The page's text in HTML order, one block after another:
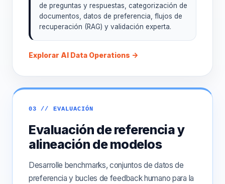
de preguntas y respuestas, categorización de
documentos, datos de preferencia, flujos de
recuperación (RAG) y validación experta.
Explorar AI Data Operations →
03 // EVALUACIÓN
Evaluación de referencia y
alineación de modelos
Desarrolle benchmarks, conjuntos de datos de
preferencia y bucles de feedback humano para la